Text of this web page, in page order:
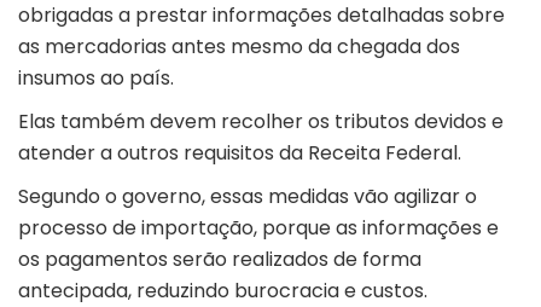
obrigadas a prestar informações detalhadas sobre
as mercadorias antes mesmo da chegada dos
insumos ao país.
Elas também devem recolher os tributos devidos e
atender a outros requisitos da Receita Federal.
Segundo o governo, essas medidas vão agilizar o
processo de importação, porque as informações e
os pagamentos serão realizados de forma
antecipada, reduzindo burocracia e custos.